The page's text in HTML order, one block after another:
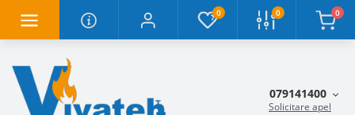
0 0 0
079141400
Solicitare apel